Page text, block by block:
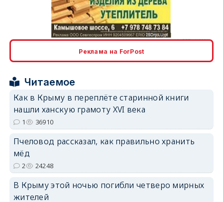
Реклама на ForPost
Читаемое
Как в Крыму в переплёте старинной книги
нашли ханскую грамоту XVI века
1 36910
Пчеловод рассказал, как правильно хранить
мёд
2 24248
В Крыму этой ночью погибли четверо мирных
жителей